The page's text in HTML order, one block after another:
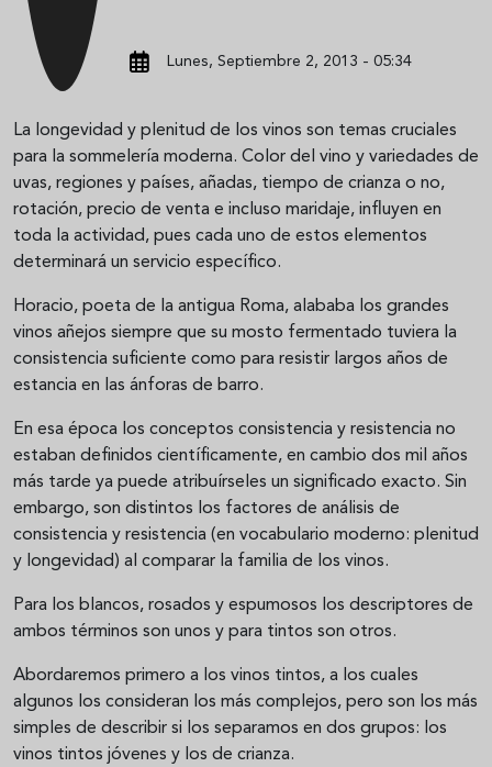
Lunes, Septiembre 2, 2013 - 05:34
La longevidad y plenitud de los vinos son temas cruciales
para la sommelería moderna. Color del vino y variedades de
uvas, regiones y países, añadas, tiempo de crianza o no,
rotación, precio de venta e incluso maridaje, influyen en
toda la actividad, pues cada uno de estos elementos
determinará un servicio específico.
Horacio, poeta de la antigua Roma, alababa los grandes
vinos añejos siempre que su mosto fermentado tuviera la
consistencia suficiente como para resistir largos años de
estancia en las ánforas de barro.
En esa época los conceptos consistencia y resistencia no
estaban definidos científicamente, en cambio dos mil años
más tarde ya puede atribuírseles un significado exacto. Sin
embargo, son distintos los factores de análisis de
consistencia y resistencia (en vocabulario moderno: plenitud
y longevidad) al comparar la familia de los vinos.
Para los blancos, rosados y espumosos los descriptores de
ambos términos son unos y para tintos son otros.
Abordaremos primero a los vinos tintos, a los cuales
algunos los consideran los más complejos, pero son los más
simples de describir si los separamos en dos grupos: los
vinos tintos jóvenes y los de crianza.